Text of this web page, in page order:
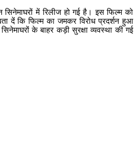
में रिलीज हो गई है। इस फिल्म को
दें कि फिल्म का जमकर विरोध प्रदर्शन हुआ
के बाहर कड़ी सुरक्षा व्यवस्था की गई